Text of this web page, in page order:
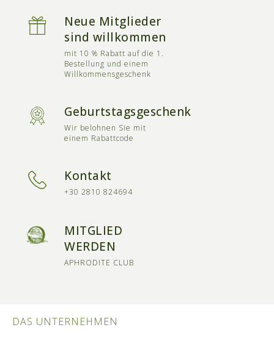
Neue Mitglieder
sind willkommen
mit 10 % Rabatt auf die 1.
Bestellung und einem
Willkommensgeschenk
Geburtstagsgeschenk
Wir belohnen Sie mit
einem Rabattcode
Kontakt
+30 2810 824694
MITGLIED
WERDEN
APHRODITE CLUB
DAS UNTERNEHMEN